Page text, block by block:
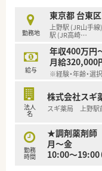
があるのも特徴で
勤務地
東京都 台東区
上野駅 (JR山手
駅 (JR高崎…
給与
年収400万円
月給320,000
※経験・年齢・選
法人
名
株式会社スギ
スギ薬局 上野駅
勤務
時間
★調剤薬剤師
月～金
10:00～19:00